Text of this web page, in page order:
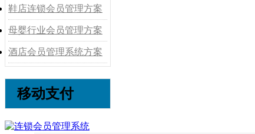
鞋店连锁会员管理方案
母婴行业会员管理方案
酒店会员管理系统方案
移动支付